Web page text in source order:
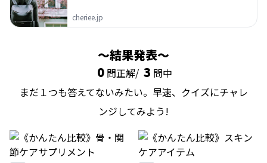
cheriee.jp
結果発表
0 問正解/ 3 問中
まだ１つも答えてないみたい。早速、クイズにチャレ
ンジしてみよう!